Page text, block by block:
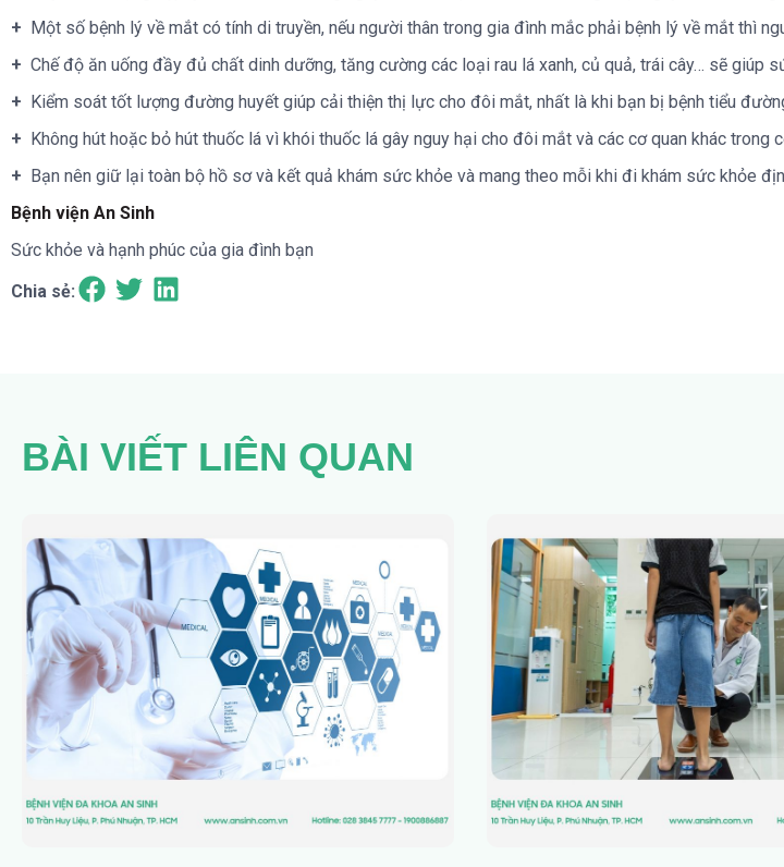
+ Một số bệnh lý về mắt có tính di truyền, nếu người thân trong gia đình mắc phải bệnh lý về mắt thì
+ Chế độ ăn uống đầy đủ chất dinh dưỡng, tăng cường các loại rau lá xanh, củ quả, trái cây… sẽ giúp
+ Kiểm soát tốt lượng đường huyết giúp cải thiện thị lực cho đôi mắt, nhất là khi bạn bị bệnh tiểu
+ Không hút hoặc bỏ hút thuốc lá vì khói thuốc lá gây nguy hại cho đôi mắt và các cơ quan khác trong
+ Bạn nên giữ lại toàn bộ hồ sơ và kết quả khám sức khỏe và mang theo mỗi khi đi khám sức khỏe
Bệnh viện An Sinh
Sức khỏe và hạnh phúc của gia đình bạn
Chia sẻ:
BÀI VIẾT LIÊN QUAN